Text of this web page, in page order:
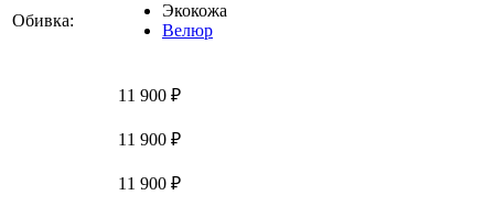
Обивка:
Экокожа
Велюр
11 900 ₽
11 900 ₽
11 900 ₽